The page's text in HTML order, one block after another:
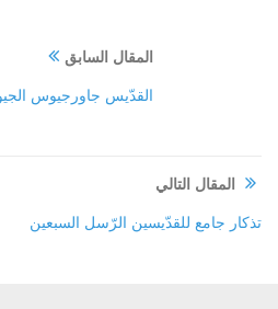
المقال السابق
القدّيس جاورجيوس
المقال التالي
تذكار جامع للقدّيسين الرّسل السبعين